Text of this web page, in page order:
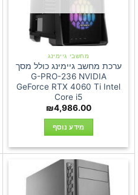
מחשבי גיימינג
ערכת מחשב גיימינג כולל מסך
G-PRO-236 NVIDIA
GeForce RTX 4060 Ti Intel
Core i5
₪4,986.00
מידע נוסף